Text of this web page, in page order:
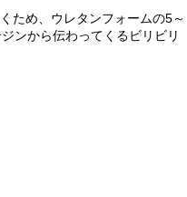
ため、ウレタンフォームの5～
ンから伝わってくるビリビリ